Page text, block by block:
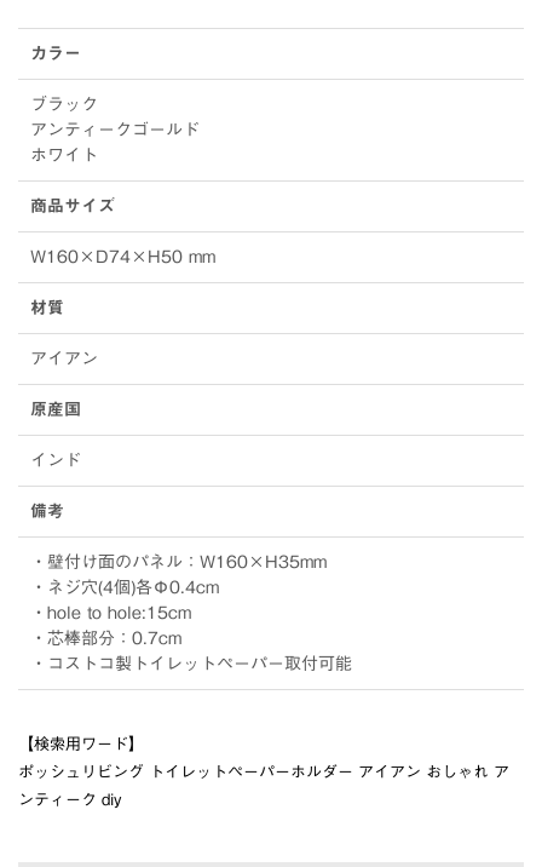
カラー
ブラック
アンティークゴールド
ホワイト
商品サイズ
W160×D74×H50 mm
材質
アイアン
原産国
インド
備考
・壁付け面のパネル：W160×H35mm
・ネジ穴(4個)各Φ0.4cm
・hole to hole:15cm
・芯棒部分：0.7cm
・コストコ製トイレットペーパー取付可能
【検索用ワード】
ポッシュリビング トイレットペーパーホルダー アイアン おしゃれ ア
ンティーク diy